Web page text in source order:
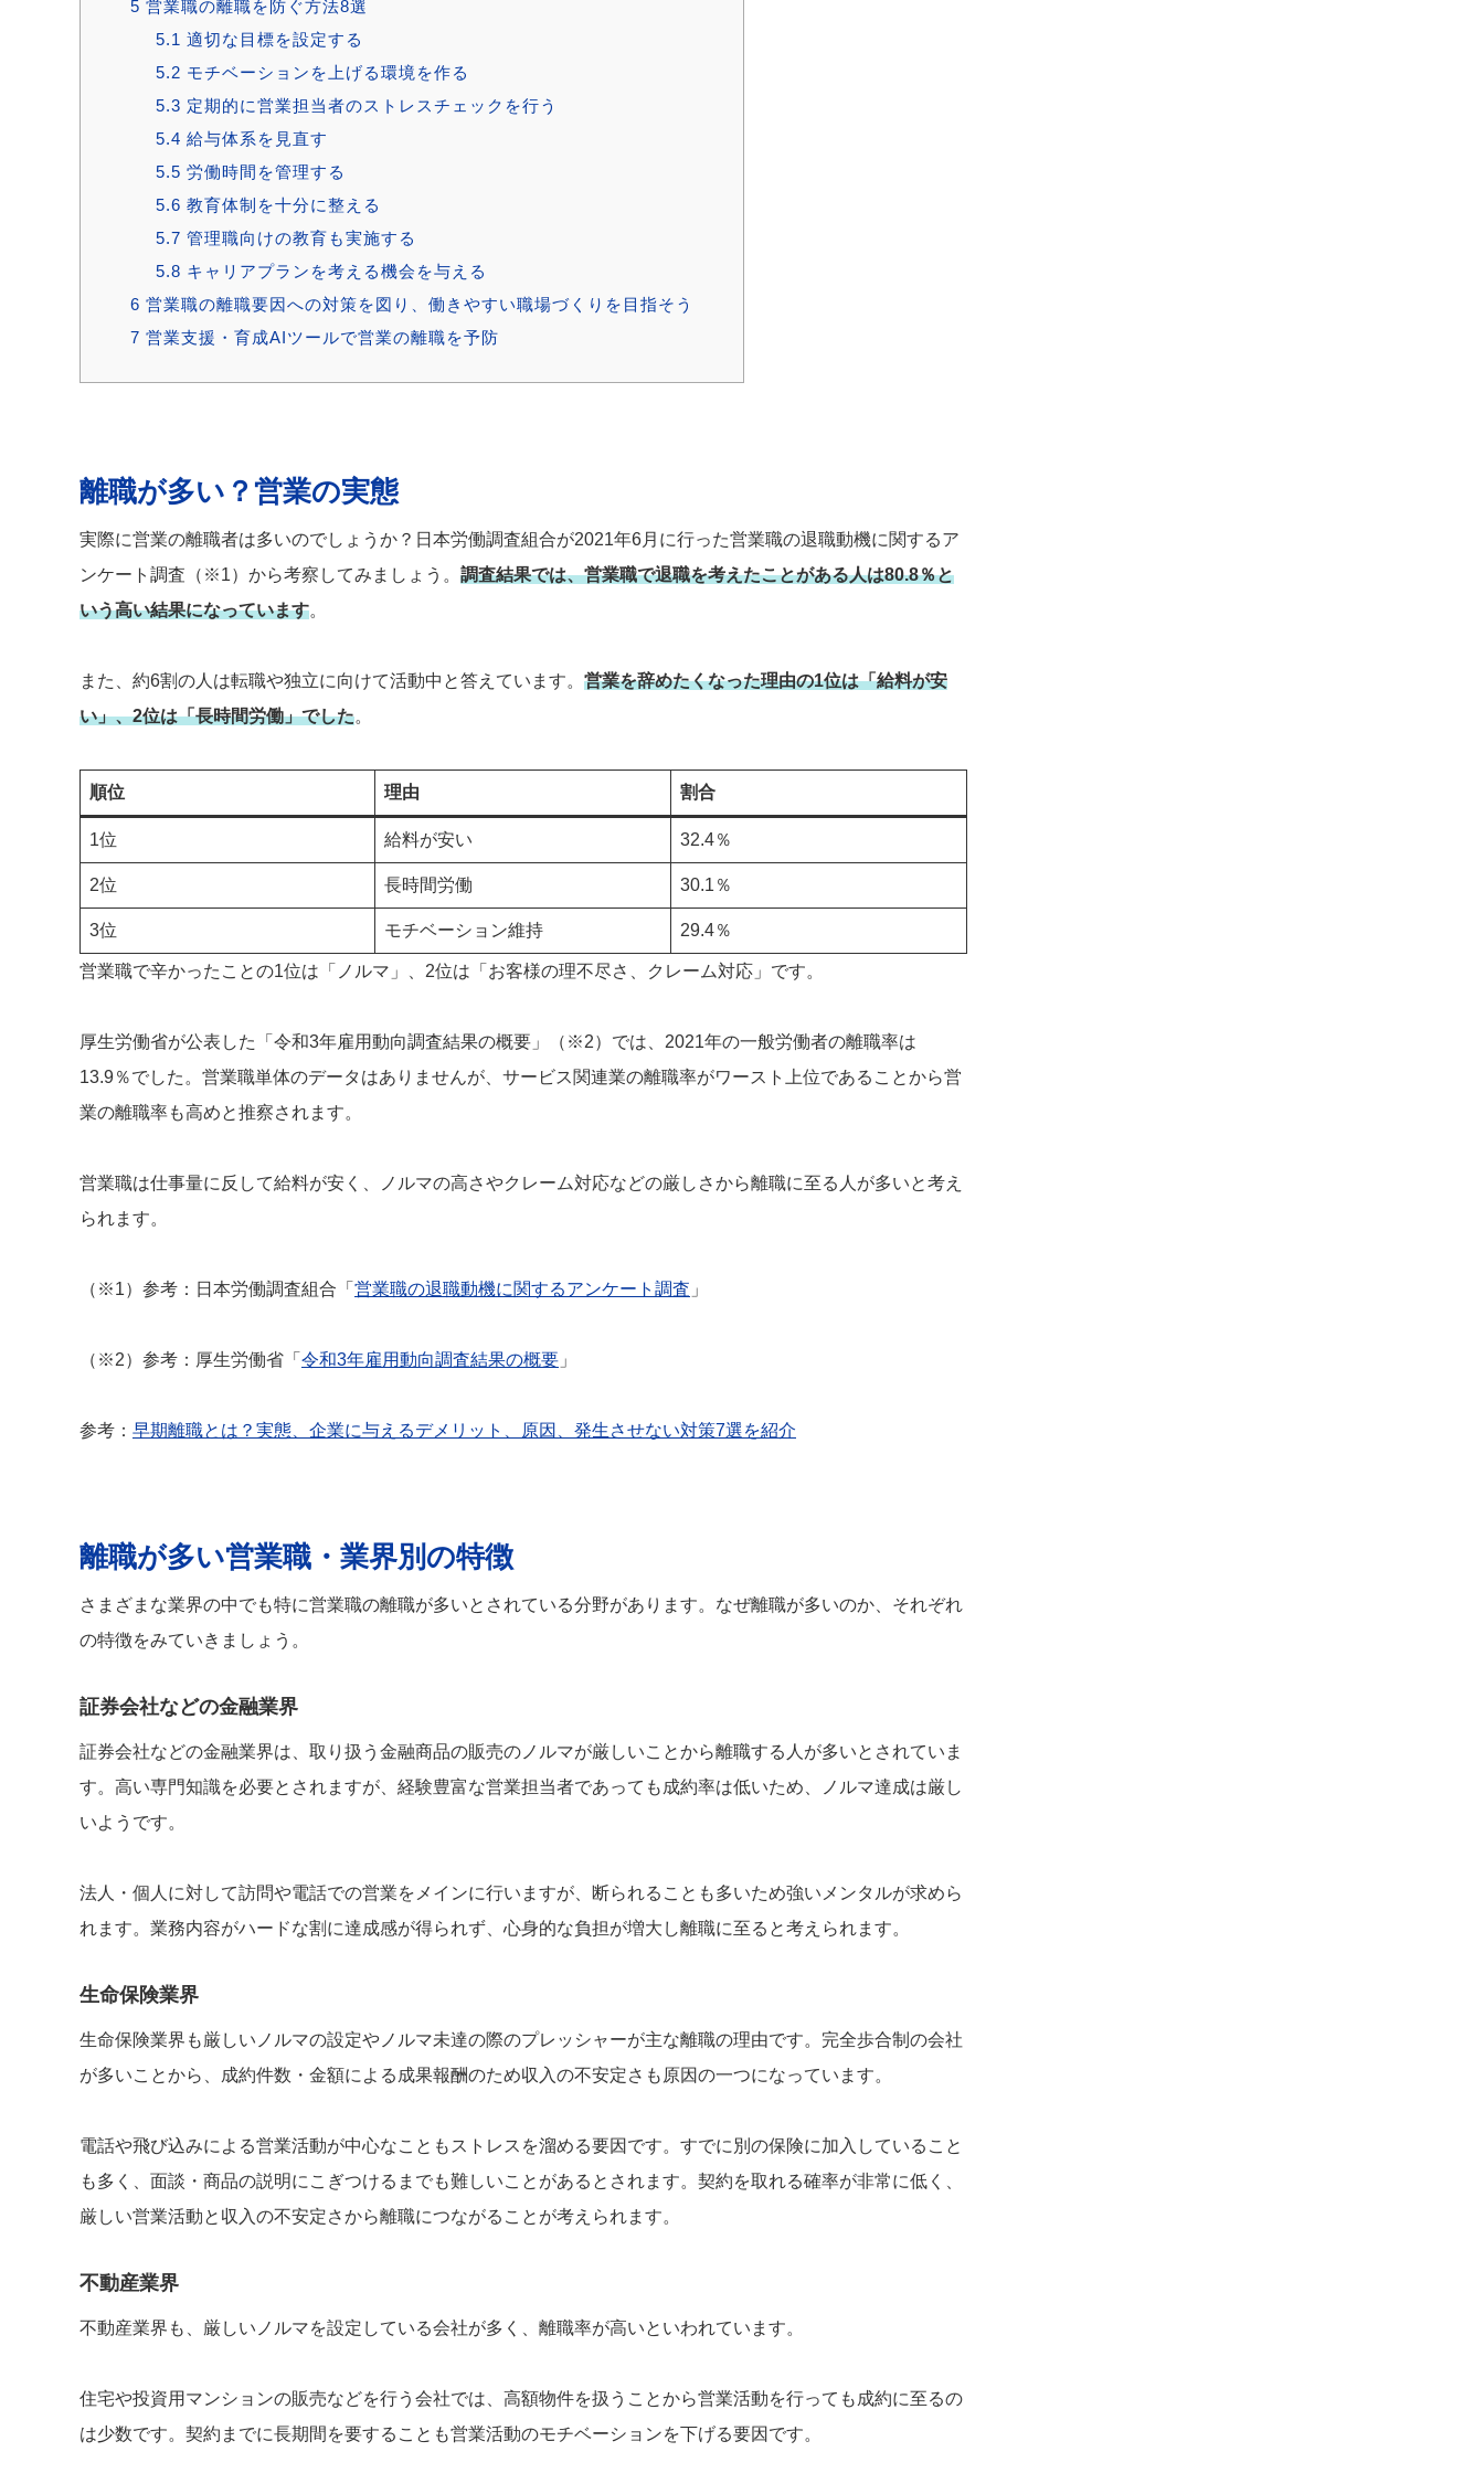
5 営業職の離職を防ぐ方法8選
5.1 適切な目標を設定する
5.2 モチベーションを上げる環境を作る
5.3 定期的に営業担当者のストレスチェックを行う
5.4 給与体系を見直す
5.5 労働時間を管理する
5.6 教育体制を十分に整える
5.7 管理職向けの教育も実施する
5.8 キャリアプランを考える機会を与える
6 営業職の離職要因への対策を図り、働きやすい職場づくりを目指そう
7 営業支援・育成AIツールで営業の離職を予防
離職が多い？営業の実態
実際に営業の離職者は多いのでしょうか？日本労働調査組合が2021年6月に行った営業職の退職動機に関するア
ンケート調査（※1）から考察してみましょう。 調査結果では、営業職で退職を考えたことがある人は80.8％と
いう高い結果になっています。
また、約6割の人は転職や独立に向けて活動中と答えています。 営業を辞めたくなった理由の1位は「給料が安
い」、2位は「長時間労働」でした。
順位 理由 割合
1位 給料が安い 32.4％
2位 長時間労働 30.1％
3位 モチベーション維持 29.4％
営業職で辛かったことの1位は「ノルマ」、2位は「お客様の理不尽さ、クレーム対応」です。
厚生労働省が公表した「令和3年雇用動向調査結果の概要」（※2）では、2021年の一般労働者の離職率は
13.9％でした。営業職単体のデータはありませんが、サービス関連業の離職率がワースト上位であることから営
業の離職率も高めと推察されます。
営業職は仕事量に反して給料が安く、ノルマの高さやクレーム対応などの厳しさから離職に至る人が多いと考え
られます。
（※1）参考：日本労働調査組合「 営業職の退職動機に関するアンケート調査 」
（※2）参考：厚生労働省「 令和3年雇用動向調査結果の概要 」
参考： 早期離職とは？実態、企業に与えるデメリット、原因、発生させない対策7選を紹介
離職が多い営業職・業界別の特徴
さまざまな業界の中でも特に営業職の離職が多いとされている分野があります。なぜ離職が多いのか、それぞれ
の特徴をみていきましょう。
証券会社などの金融業界
証券会社などの金融業界は、取り扱う金融商品の販売のノルマが厳しいことから離職する人が多いとされていま
す。高い専門知識を必要とされますが、経験豊富な営業担当者であっても成約率は低いため、ノルマ達成は厳し
いようです。
法人・個人に対して訪問や電話での営業をメインに行いますが、断られることも多いため強いメンタルが求めら
れます。業務内容がハードな割に達成感が得られず、心身的な負担が増大し離職に至ると考えられます。
生命保険業界
生命保険業界も厳しいノルマの設定やノルマ未達の際のプレッシャーが主な離職の理由です。完全歩合制の会社
が多いことから、成約件数・金額による成果報酬のため収入の不安定さも原因の一つになっています。
電話や飛び込みによる営業活動が中心なこともストレスを溜める要因です。すでに別の保険に加入していること
も多く、面談・商品の説明にこぎつけるまでも難しいことがあるとされます。契約を取れる確率が非常に低く、
厳しい営業活動と収入の不安定さから離職につながることが考えられます。
不動産業界
不動産業界も、厳しいノルマを設定している会社が多く、離職率が高いといわれています。
住宅や投資用マンションの販売などを行う会社では、高額物件を扱うことから営業活動を行っても成約に至るの
は少数です。契約までに長期間を要することも営業活動のモチベーションを下げる要因です。